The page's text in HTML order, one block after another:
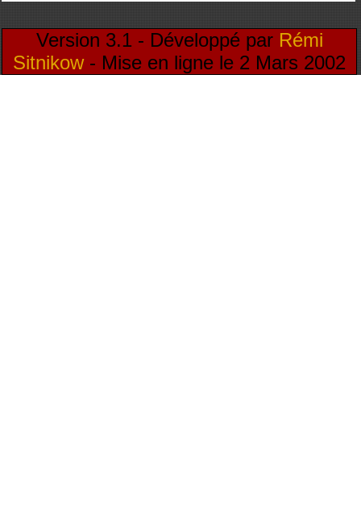
Version 3.1 - Développé par Rémi
Sitnikow- Mise en ligne le 2 Mars 2002